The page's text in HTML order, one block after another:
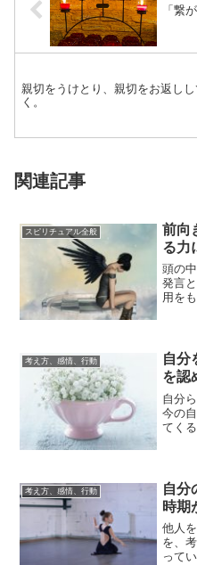
「繋
親切をうけとり、親切をお返し
く。
関連記事
スピリチュアル全般
前向
る力
頭の
発言
用を
考え方、感情、行動
自分
を認
自分
今の
てく
考え方、感情、行動
自分
時期
他人
を、
って